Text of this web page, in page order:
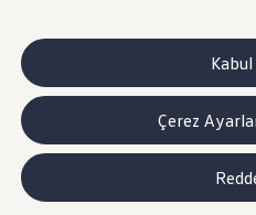
Çerez
Golf Yaz
vdf Klasik
Servis Kampanyaları
Her Yaş
Kredi Çözümleri